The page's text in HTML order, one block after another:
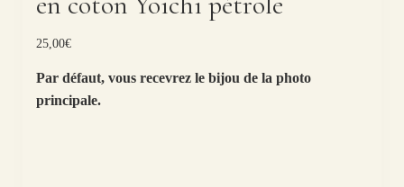
25,00€
Par défaut, vous recevrez le bijou de la photo
principale.